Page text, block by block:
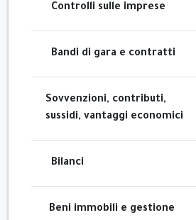
Controlli sulle imprese
Bandi di gara e contratti
Sovvenzioni, contributi,
sussidi, vantaggi economici
Bilanci
Beni immobili e gestione